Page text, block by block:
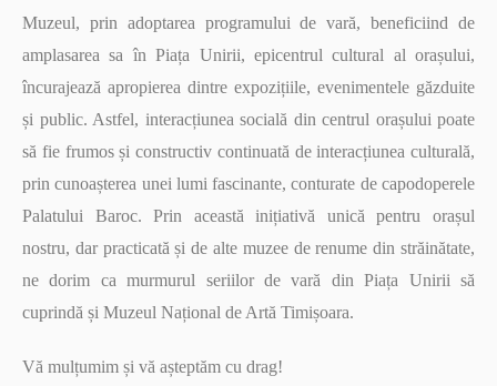
Muzeul, prin adoptarea programului de vară, beneficiind de
amplasarea sa în Piața Unirii, epicentrul cultural al orașului,
încurajează apropierea dintre expozițiile, evenimentele găzduite
și public. Astfel, interacțiunea socială din centrul orașului poate
să fie frumos și constructiv continuată de interacțiunea culturală,
prin cunoașterea unei lumi fascinante, conturate de capodoperele
Palatului Baroc. Prin această inițiativă unică pentru orașul
nostru, dar practicată și de alte muzee de renume din străinătate,
ne dorim ca murmurul seriilor de vară din Piața Unirii să
cuprindă și Muzeul Național de Artă Timișoara.
Vă mulțumim și vă așteptăm cu drag!